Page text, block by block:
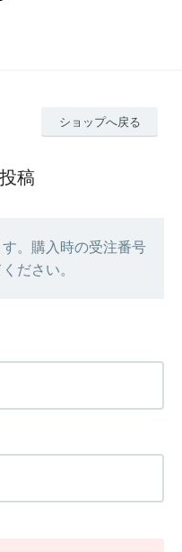
ショップへ戻る
稿
。購入時の受注番号
ださい。